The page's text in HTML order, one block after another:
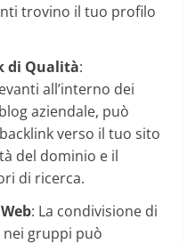
trovino il tuo profilo
di Qualità:
all’interno dei
aziendale, può
verso il tuo sito
del dominio e il
di ricerca.
: La condivisione di
gruppi può